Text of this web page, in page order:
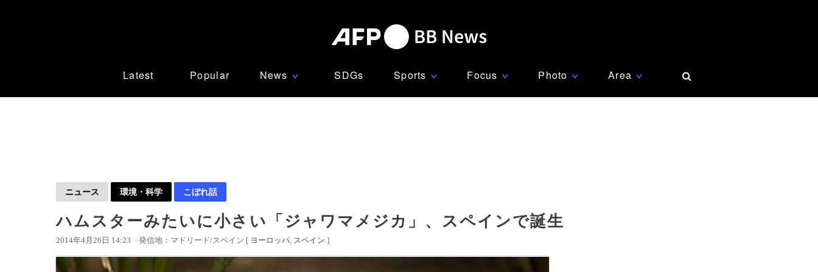
Latest Popular News ∨ SDGs Sports ∨ Focus ∨ Photo ∨ Area ∨
ニュース 環境・科学 こぼれ話
ハムスターみたいに小さい「ジャワマメジカ」、スペインで誕生
2014年4月26日 14:23 発信地：マドリード/スペイン [ ヨーロッパ スペイン ]